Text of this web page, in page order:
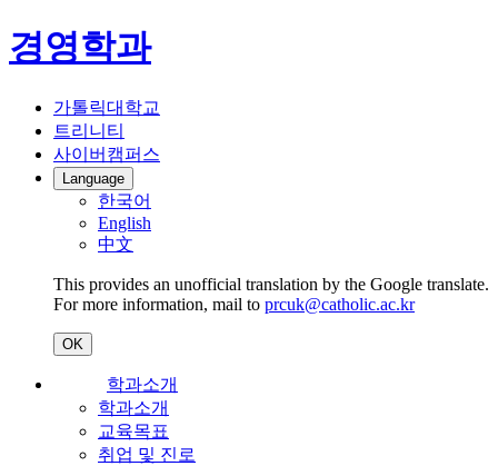
경영학과
가톨릭대학교
트리니티
사이버캠퍼스
Language
한국어
English
中文
This provides an unofficial translation by the Google translate.
For more information, mail to prcuk@catholic.ac.kr
OK
학과소개
학과소개
교육목표
취업 및 진로